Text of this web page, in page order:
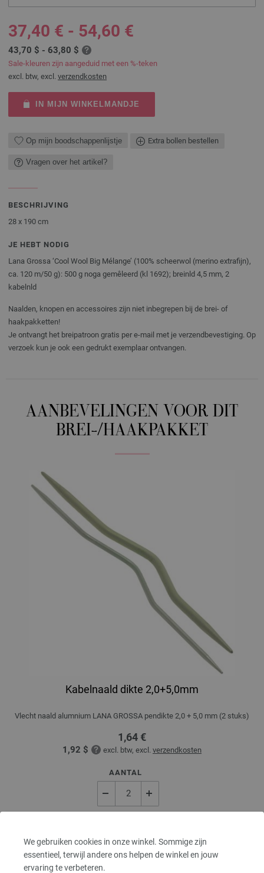
We gebruiken cookies in onze winkel. Sommige zijn
essentieel, terwijl andere ons helpen de winkel en jouw
ervaring te verbeteren.
37,40 € - 54,60 €
43,70 $ - 63,80 $
Sale-kleuren zijn aangeduid met een %-teken
excl. btw, excl. verzendkosten
IN MIJN WINKELMANDJE
Op mijn boodschappenlijstje Extra bollen bestellen
Vragen over het artikel?
BESCHRIJVING
28 x 190 cm
JE HEBT NODIG
Lana Grossa ‘Cool Wool Big Mélange’ (100% scheerwol (merino extrafijn),
ca. 120 m/50 g): 500 g noga gemêleerd (kl 1692); breinld 4,5 mm, 2
kabelnld
Naalden, knopen en accessoires zijn niet inbegrepen bij de brei- of
haakpakketten!
Je ontvangt het breipatroon gratis per e-mail met je verzendbevestiging. Op
verzoek kun je ook een gedrukt exemplaar ontvangen.
AANBEVELINGEN VOOR DIT
BREI-/HAAKPAKKET
Kabelnaald dikte 2,0+5,0mm
Vlecht naald alumnium LANA GROSSA pendikte 2,0 + 5,0 mm (2 stuks)
1,64 €
1,92 $ excl. btw, excl. verzendkosten
AANTAL
Op mijn boodschappenlijstje